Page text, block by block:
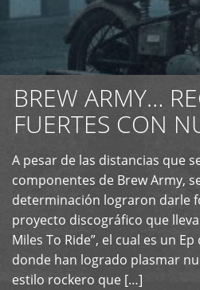
BREW ARMY…
FUERTES CON
A pesar de las distancias que
componentes de Brew Army,
determinación lograron darle
proyecto discográfico que
Miles To Ride”, el cual es un
donde han logrado plasmar
estilo rockero que […]